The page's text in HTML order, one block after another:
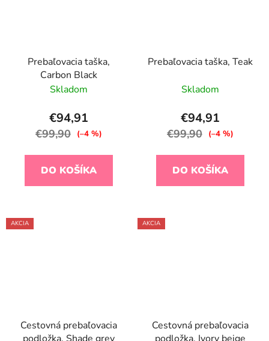
Prebaľovacia taška,
Carbon Black
Skladom
€94,91
€99,90 (–4 %)
DO KOŠÍKA
Prebaľovacia taška, Teak
Skladom
€94,91
€99,90 (–4 %)
DO KOŠÍKA
AKCIA
Cestovná prebaľovacia
podložka, Shade grey
AKCIA
Cestovná prebaľovacia
podložka, Ivory beige